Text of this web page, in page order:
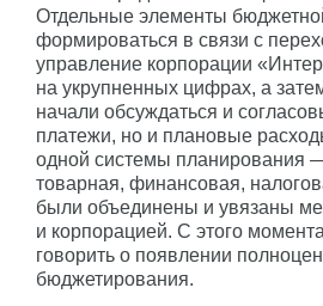
Отдельные элементы
формироваться в связи с
управление корпорации
на укрупненных цифрах, а
начали обсуждаться и
платежи, но и плановые
одной системы планирования
товарная, финансовая,
были объединены и увязаны
и корпорацией. С этого
говорить о появлении
бюджетирования.